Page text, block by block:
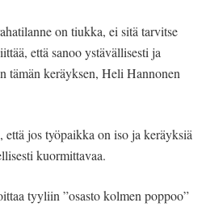
on tiukka, ei sitä tarvitse
että sanoo ystävällisesti ja
tämän keräyksen, Heli Hannonen
jos työpaikka on iso ja keräyksiä
kuormittavaa.
tyyliin ”osasto kolmen poppoo”